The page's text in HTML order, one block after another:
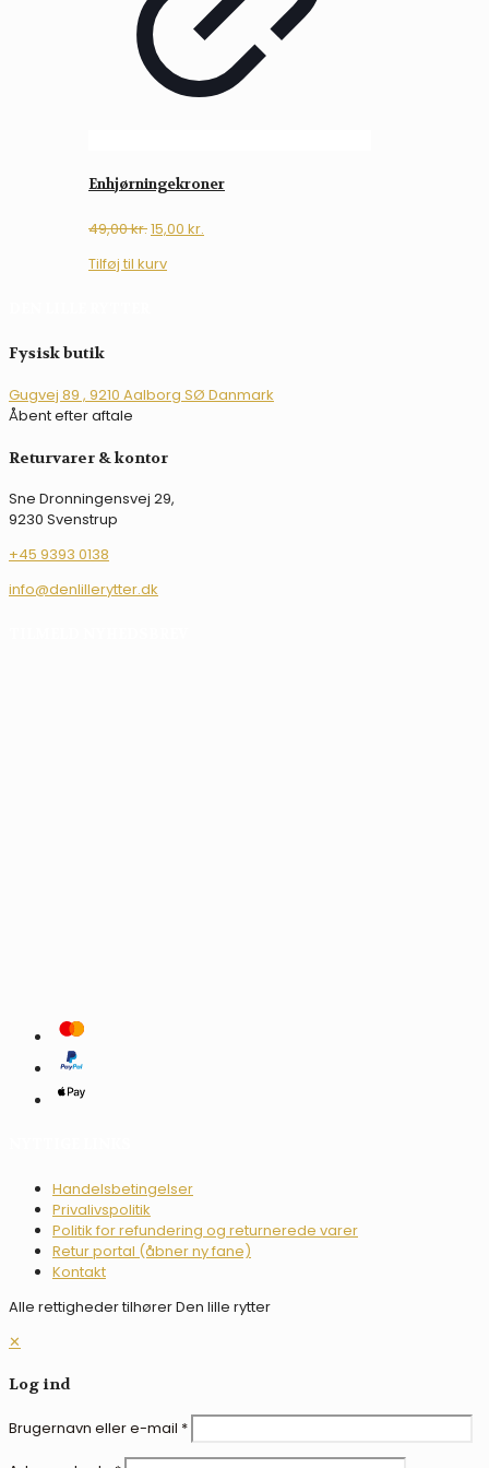
Enhjørningekroner
49,00kr.Den
pris
15,00 kr.
Tilføj til kurv
Fysisk butik
Gugvej 89 , 9210 Aalborg SØ Danmark
Åbent efter aftale
Returvarer & kontor
Sne Dronningensvej 29,
9230 Svenstrup
+45 9393 0138
info@denlillerytter.dk
Handelsbetingelser
Privalivspolitik
Politik for refundering og returnerede varer
Retur portal (åbner ny fane)
Kontakt
Alle rettigheder tilhører Den lille rytter
✕
Log ind
Brugernavn eller e-mail *